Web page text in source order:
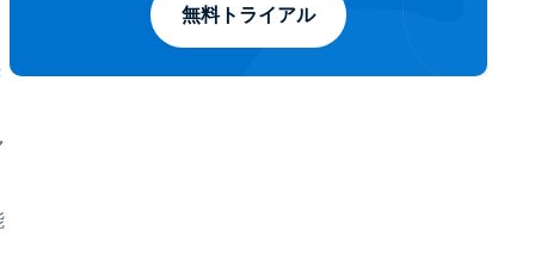
無料トライアル